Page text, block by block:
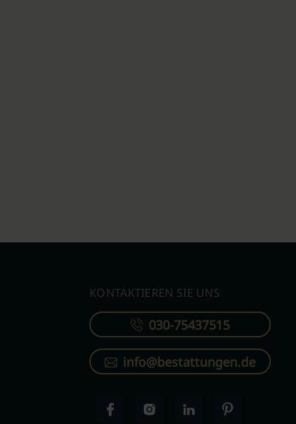
KONTAKTIEREN SIE UNS
030-75437515
info@bestattungen.de